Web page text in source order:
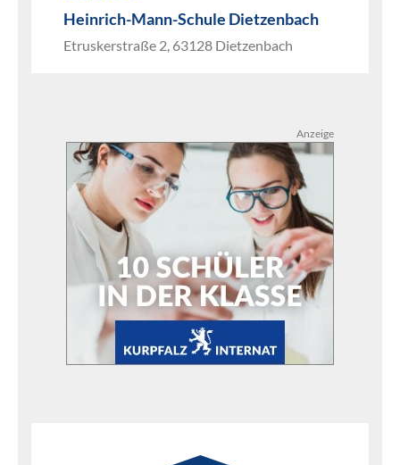
Heinrich-Mann-Schule Dietzenbach
Etruskerstraße 2, 63128 Dietzenbach
Anzeige